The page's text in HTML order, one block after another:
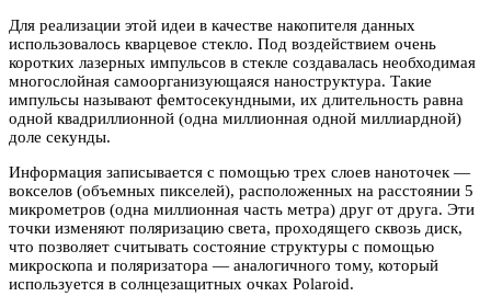
Для реализации этой идеи в качестве накопителя данных
использовалось кварцевое стекло. Под воздействием очень
коротких лазерных импульсов в стекле создавалась необходимая
многослойная самоорганизующаяся наноструктура. Такие
импульсы называют фемтосекундными, их длительность равна
одной квадриллионной (одна миллионная одной миллиардной)
доле секунды.
Информация записывается с помощью трех слоев наноточек —
вокселов (объемных пикселей), расположенных на расстоянии 5
микрометров (одна миллионная часть метра) друг от друга. Эти
точки изменяют поляризацию света, проходящего сквозь диск,
что позволяет считывать состояние структуры с помощью
микроскопа и поляризатора — аналогичного тому, который
используется в солнцезащитных очках Polaroid.